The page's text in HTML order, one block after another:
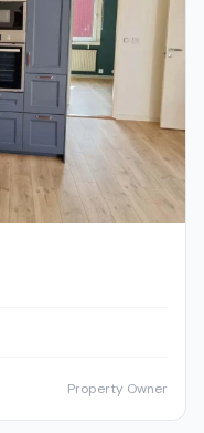
Property Owner